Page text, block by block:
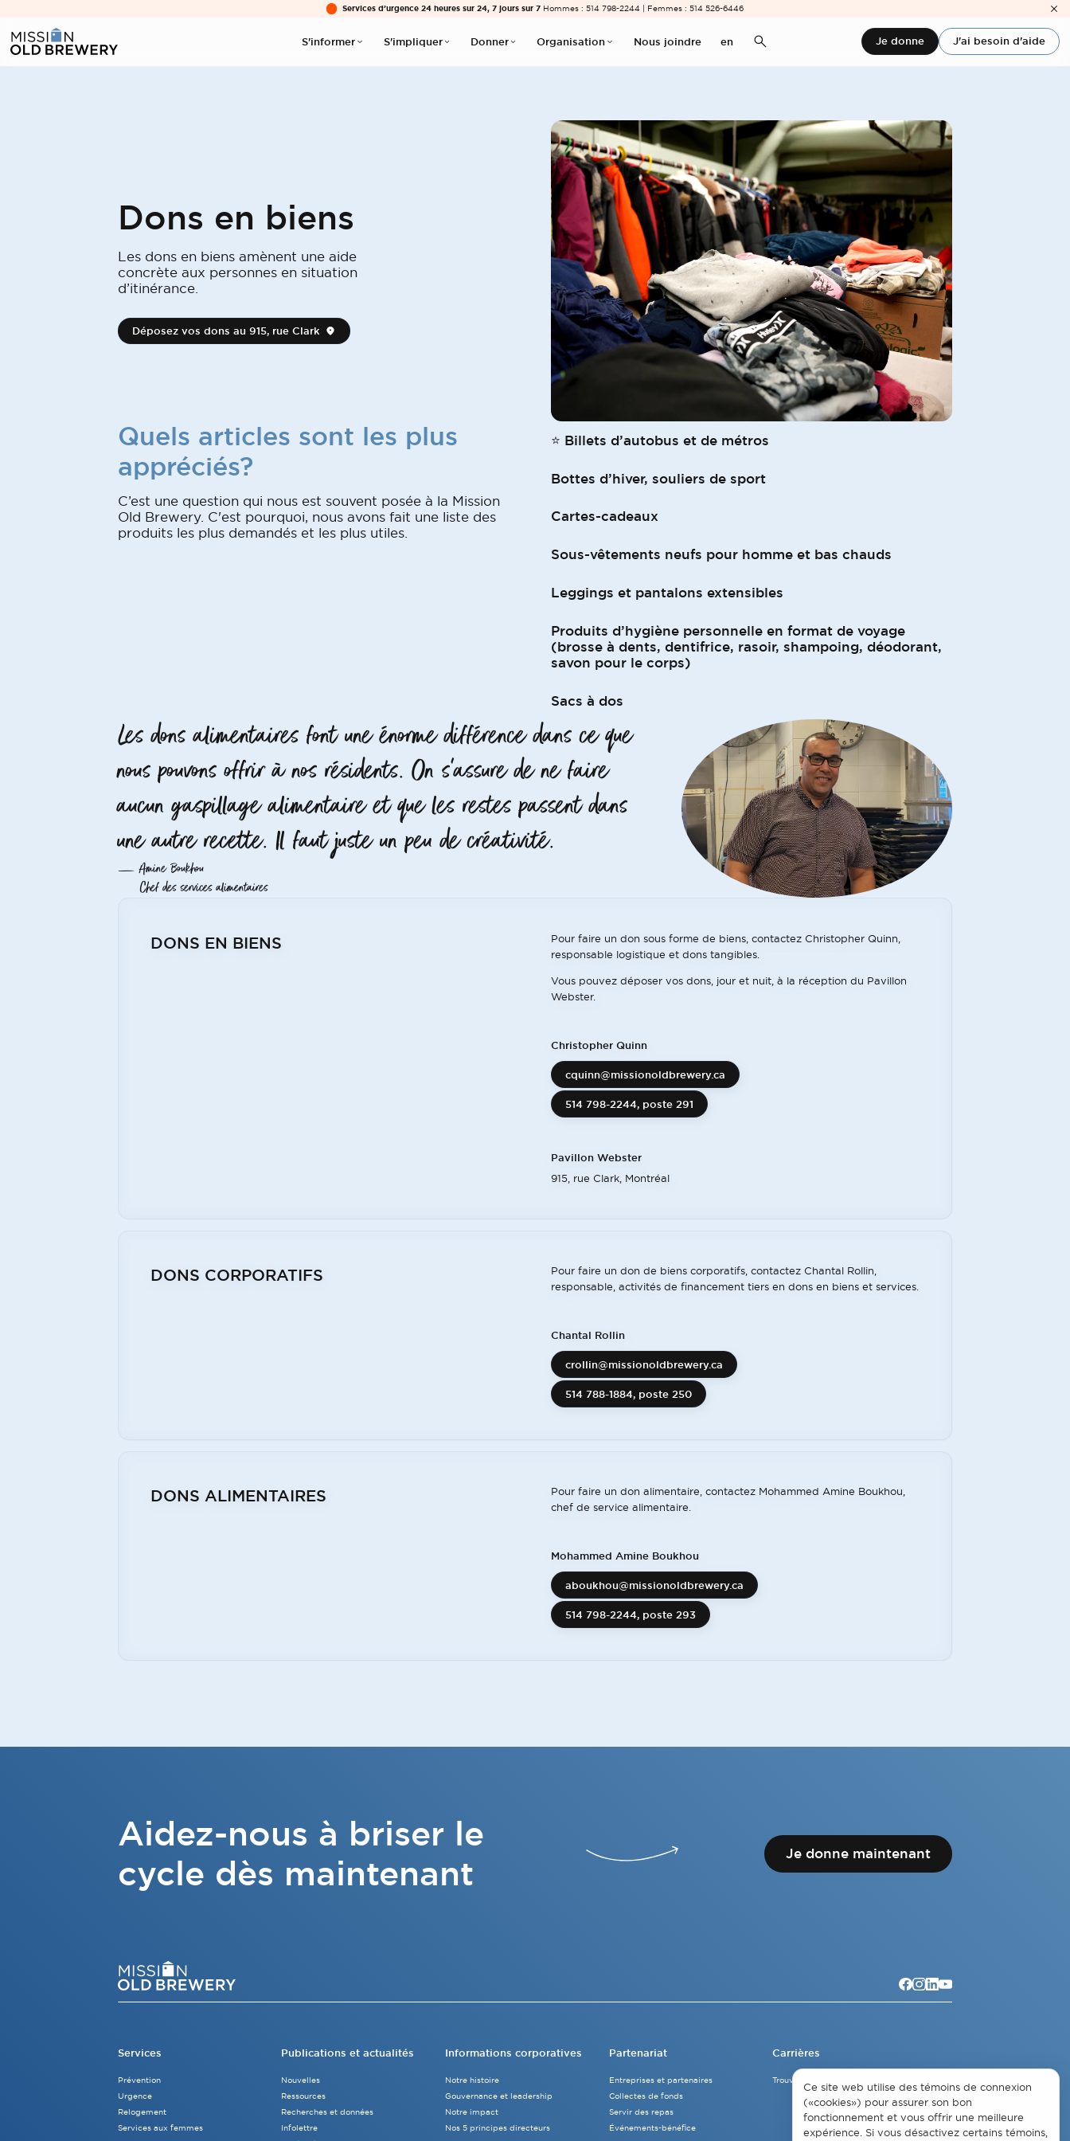
Services d’urgence 24 heures sur 24, 7 jours sur 7 Hommes : 514 798-2244 | Femmes : 514 526-6446
S'informer S'impliquer Donner Organisation Nous joindre en Je donne J'ai besoin d'aide
Dons en biens
Les dons en biens amènent une aide
concrète aux personnes en situation
d’itinérance.
Déposez vos dons au 915, rue Clark
Quels articles sont les plus
appréciés?
C’est une question qui nous est souvent posée à la Mission
Old Brewery. C'est pourquoi, nous avons fait une liste des
produits les plus demandés et les plus utiles.
⭐️ Billets d’autobus et de métros
Bottes d’hiver, souliers de sport
Cartes-cadeaux
Sous-vêtements neufs pour homme et bas chauds
Leggings et pantalons extensibles
Produits d’hygiène personnelle en format de voyage
(brosse à dents, dentifrice, rasoir, shampoing, déodorant,
savon pour le corps)
Sacs à dos
Les dons alimentaires font une énorme différence dans ce que
nous pouvons offrir à nos résidents. On s’assure de ne faire
aucun gaspillage alimentaire et que les restes passent dans
une autre recette. Il faut juste un peu de créativité.
Amine Boukhou
Chef des services alimentaires
DONS EN BIENS
Pour faire un don sous forme de biens, contactez Christopher Quinn,
responsable logistique et dons tangibles.
Vous pouvez déposer vos dons, jour et nuit, à la réception du Pavillon
Webster.
Christopher Quinn
cquinn@missionoldbrewery.ca
514 798-2244, poste 291
Pavillon Webster
915, rue Clark, Montréal
DONS CORPORATIFS
Pour faire un don de biens corporatifs, contactez Chantal Rollin,
responsable, activités de financement tiers en dons en biens et services.
Chantal Rollin
crollin@missionoldbrewery.ca
514 788-1884, poste 250
DONS ALIMENTAIRES
Pour faire un don alimentaire, contactez Mohammed Amine Boukhou,
chef de service alimentaire.
Mohammed Amine Boukhou
aboukhou@missionoldbrewery.ca
514 798-2244, poste 293
Aidez-nous à briser le
cycle dès maintenant
Je donne maintenant
Services
Prévention
Urgence
Relogement
Services aux femmes
Publications et actualités
Nouvelles
Ressources
Recherches et données
Infolettre
Informations corporatives
Notre histoire
Gouvernance et leadership
Notre impact
Nos 5 principes directeurs
Partenariat
Entreprises et partenaires
Collectes de fonds
Servir des repas
Événements-bénéfice
Carrières
Trouver un emploi
Ce site web utilise des témoins de connexion
(«cookies») pour assurer son bon
fonctionnement et vous offrir une meilleure
expérience. Si vous désactivez certains témoins,